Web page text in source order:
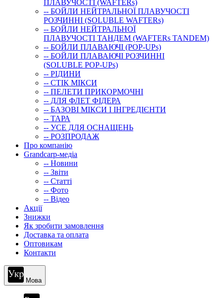
ПЛАВУЧОСТI (WAFTERs)
-- БОЙЛИ НЕЙТРАЛЬНОЇ ПЛАВУЧОСТІ
РОЗЧИННІ (SOLUBLE WAFTERs)
-- БОЙЛИ НЕЙТРАЛЬНОЇ
ПЛАВУЧОСТІ ТАНДЕМ (WAFTERs TANDEM)
-- БОЙЛИ ПЛАВАЮЧІ (POP-UPs)
-- БОЙЛИ ПЛАВАЮЧI РОЗЧИННI
(SOLUBLE POP-UPs)
-- РIДИНИ
-- СТIК МIКСИ
-- ПЕЛЕТИ ПРИКОРМОЧНІ
-- ДЛЯ ФЛЕТ ФІДЕРА
-- БАЗОВІ МІКСИ І ІНГРЕДІЄНТИ
-- ТАРА
-- УСЕ ДЛЯ ОСНАЩЕНЬ
-- РОЗПРОДАЖ
Про компанію
Grandcarp-медіа
-- Новини
-- Звіти
-- Статті
-- Фото
-- Відео
Акції
Знижки
Як зробити замовлення
Доставка та оплата
Оптовикам
Контакти
Мова